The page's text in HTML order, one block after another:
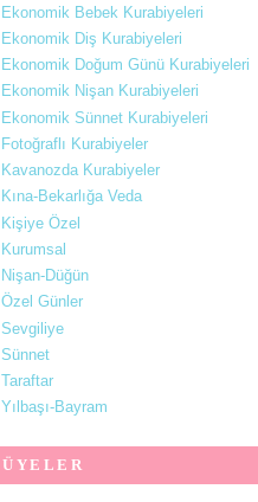
Ekonomik Bebek Kurabiyeleri
Ekonomik Diş Kurabiyeleri
Ekonomik Doğum Günü Kurabiyeleri
Ekonomik Nişan Kurabiyeleri
Ekonomik Sünnet Kurabiyeleri
Fotoğraflı Kurabiyeler
Kavanozda Kurabiyeler
Kına-Bekarlığa Veda
Kişiye Özel
Kurumsal
Nişan-Düğün
Özel Günler
Sevgiliye
Sünnet
Taraftar
Yılbaşı-Bayram
ÜYELER